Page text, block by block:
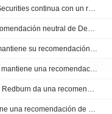
CARNIVAL CORPORATION LTD. : El Wells Fargo Securities continua con un recomendación de compra
CARNIVAL CORPORATION LTD. : Obtiene una recomendación neutral de Deutsche Bank Securities
CARNIVAL CORPORATION LTD. : Stifel Nicolaus mantiene su recomendación de compra
CARNIVAL CORPORATION LTD. : Goldman Sachs mantiene una recomendación de compra.
CARNIVAL CORPORATION LTD. : Rothschild & Co Redburn da una recomendación de compra
CARNIVAL CORPORATION LTD. : Barclays mantiene una recomendación de compra.